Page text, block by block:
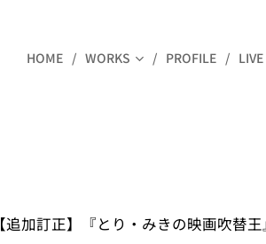
HOME WORKS PROFILE
【追加訂正】『とり・みきの映画吹替王